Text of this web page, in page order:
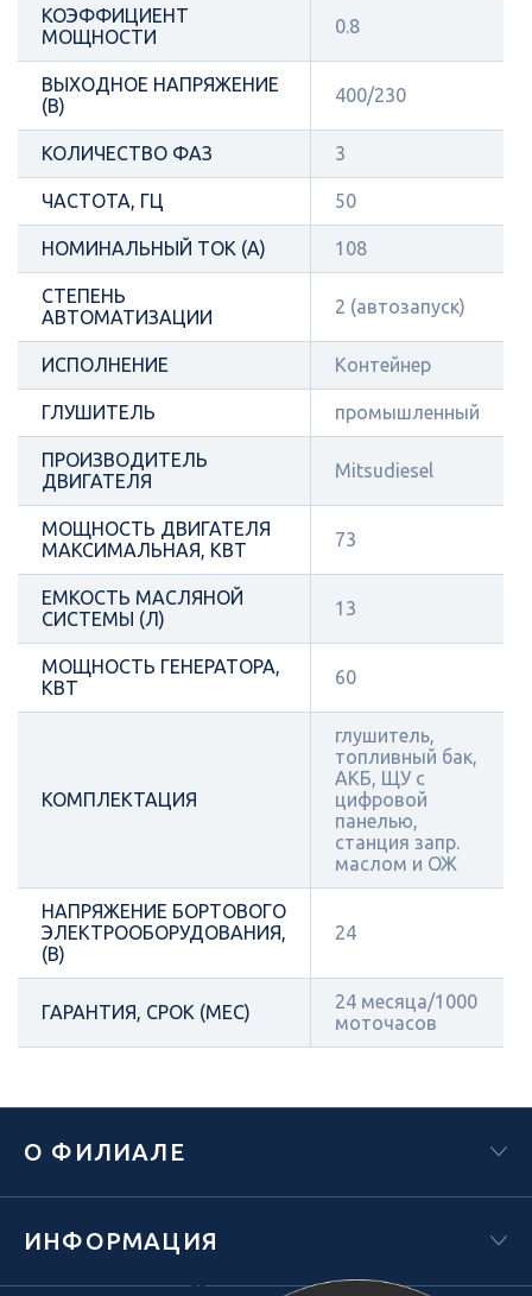
КОЭФФИЦИЕНТ
МОЩНОСТИ
0.8
ВЫХОДНОЕ НАПРЯЖЕНИЕ
(В)
400/230
КОЛИЧЕСТВО ФАЗ 3
ЧАСТОТА, ГЦ 50
НОМИНАЛЬНЫЙ ТОК (А) 108
СТЕПЕНЬ
АВТОМАТИЗАЦИИ
2 (автозапуск)
ИСПОЛНЕНИЕ Контейнер
ГЛУШИТЕЛЬ промышленный
ПРОИЗВОДИТЕЛЬ
ДВИГАТЕЛЯ
Mitsudiesel
МОЩНОСТЬ ДВИГАТЕЛЯ
МАКСИМАЛЬНАЯ, КВТ
73
ЕМКОСТЬ МАСЛЯНОЙ
СИСТЕМЫ (Л)
13
МОЩНОСТЬ ГЕНЕРАТОРА,
КВТ
60
КОМПЛЕКТАЦИЯ
глушитель,
топливный бак,
АКБ, ЩУ с
цифровой
панелью,
станция запр.
маслом и ОЖ
НАПРЯЖЕНИЕ БОРТОВОГО
ЭЛЕКТРООБОРУДОВАНИЯ,
(В)
24
ГАРАНТИЯ, СРОК (МЕС)
24 месяца/1000
моточасов
О ФИЛИАЛЕ
ИНФОРМАЦИЯ